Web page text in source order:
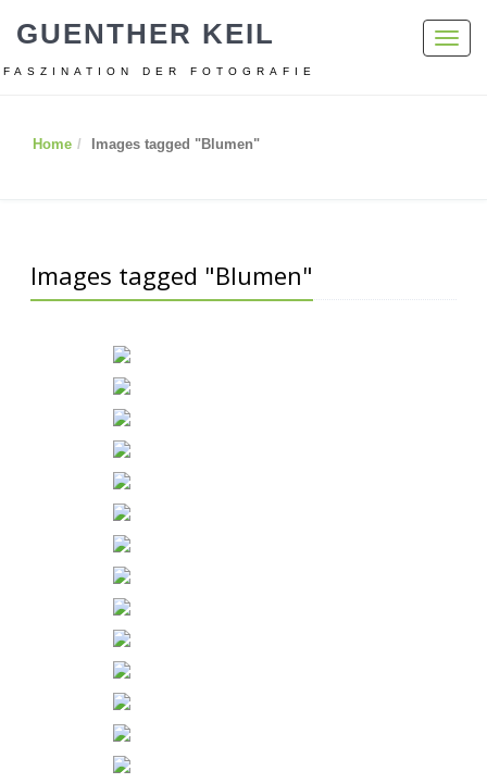
GUENTHER KEIL
FASZINATION DER FOTOGRAFIE
Home Images tagged "Blumen"
Images tagged "Blumen"